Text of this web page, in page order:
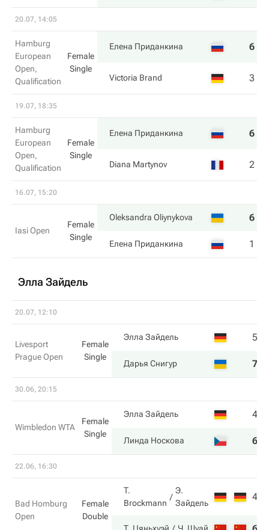
20.07, 14:05
Hamburg
European
Open,
Qualification
Female
Single
Елена Приданкина 6
Victoria Brand 3
19.07, 18:35
Hamburg
European
Open,
Qualification
Female
Single
Елена Приданкина 6
Diana Martynov 2
16.07, 15:20
Iasi Open
Female
Single
Oleksandra Oliynykova 6
Елена Приданкина 1
Элла Зайдель
20.07, 12:10
Livesport
Prague Open
Female
Single
Элла Зайдель 5
Дарья Снигур 7
30.06, 20:15
Wimbledon WTA
Female
Single
Элла Зайдель 4
Линда Носкова 6
22.06, 16:30
Bad Homburg
Open
Female
Double
T.
Brockmann
Э.
Зайдель
4